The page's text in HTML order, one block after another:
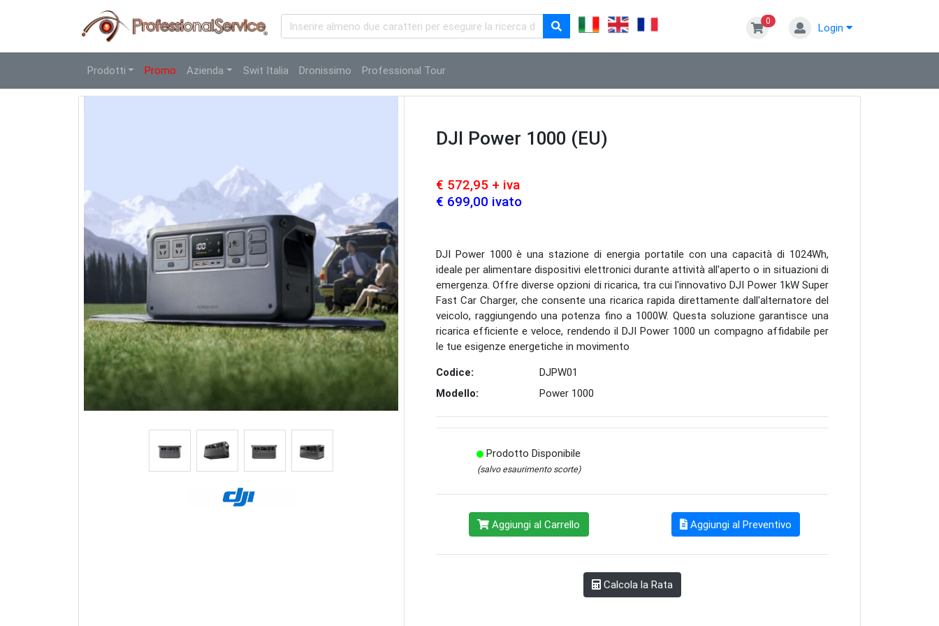
0
Login
Prodotti Promo Azienda Swit Italia Dronissimo Professional Tour
DJI Power 1000 (EU)
€ 572,95 + iva
€ 699,00 ivato
DJI Power 1000 è una stazione di energia portatile con una capacità di 1024Wh,
ideale per alimentare dispositivi elettronici durante attività all'aperto o in situazioni di
emergenza. Offre diverse opzioni di ricarica, tra cui l'innovativo DJI Power 1kW Super
Fast Car Charger, che consente una ricarica rapida direttamente dall'alternatore del
veicolo, raggiungendo una potenza fino a 1000W. Questa soluzione garantisce una
ricarica efficiente e veloce, rendendo il DJI Power 1000 un compagno affidabile per
le tue esigenze energetiche in movimento
Codice:
DJPW01
Modello:
Power 1000
Prodotto Disponibile
(salvo esaurimento scorte)
Aggiungi al Carrello Aggiungi al Preventivo
Calcola la Rata